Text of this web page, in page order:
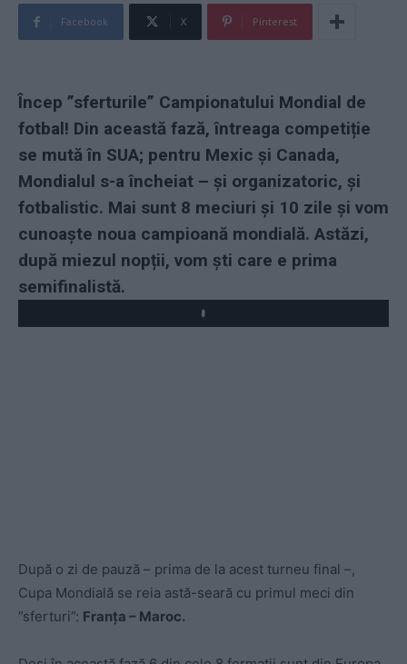
Facebook X Pinterest
Încep ”sferturile” Campionatului Mondial de
fotbal! Din această fază, întreaga competiție
se mută în SUA; pentru Mexic și Canada,
Mondialul s-a încheiat – și organizatoric, și
fotbalistic. Mai sunt 8 meciuri și 10 zile și vom
cunoaște noua campioană mondială. Astăzi,
după miezul nopții, vom ști care e prima
semifinalistă.
Play
După o zi de pauză – prima de la acest turneu final –,
Cupa Mondială se reia astă-seară cu primul meci din
”sferturi”: Franța – Maroc.